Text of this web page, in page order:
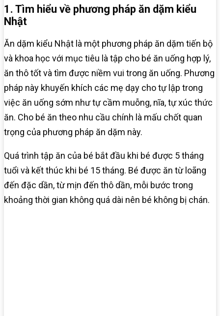
1. Tìm hiểu về phương pháp ăn dặm kiểu
Nhật
Ăn dặm kiểu Nhật là một phương pháp ăn dặm tiến bộ
và khoa học với mục tiêu là tập cho bé ăn uống hợp lý,
ăn thô tốt và tìm được niềm vui trong ăn uống. Phương
pháp này khuyến khích các mẹ dạy cho tự lập trong
việc ăn uống sớm như tự cầm muỗng, nĩa, tự xúc thức
ăn. Cho bé ăn theo nhu cầu chính là mấu chốt quan
trọng của phương pháp ăn dặm này.
Quá trình tập ăn của bé bắt đầu khi bé được 5 tháng
tuổi và kết thúc khi bé 15 tháng. Bé được ăn từ loãng
đến đặc dần, từ mịn đến thô dần, mỗi bước trong
khoảng thời gian không quá dài nên bé không bị chán.